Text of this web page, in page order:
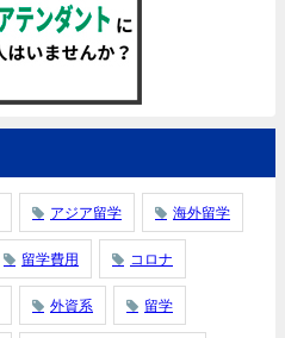
アジア留学 海外留学
留学費用 コロナ
外資系 留学